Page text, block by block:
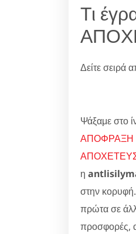
Τι
Δείτε σειρά
Ψάξαμε στο
ΑΠΟΦΡΑΞΗ
η
στην
πρώτα σε
προσφορές,